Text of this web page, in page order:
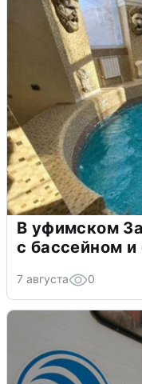
В уфимском
с бассейном и
7 августа 0